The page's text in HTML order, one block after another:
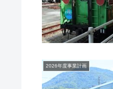
2026年度事業計画